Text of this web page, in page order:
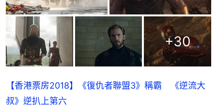
+30
【香港票房2018】《復仇者聯盟3》稱霸 《逆流大
叔》逆扒上第六